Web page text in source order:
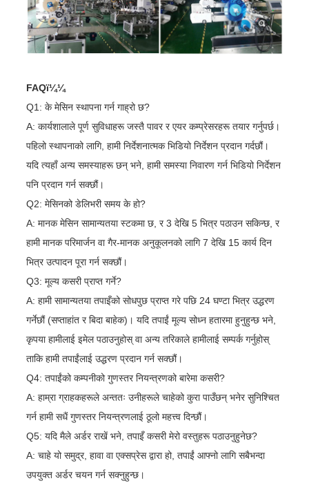
FAQï¼¼
Q1: के मेसिन स्थापना गर्न गाह्रो छ?
A: कार्यशालाले पूर्ण सुविधाहरू जस्तै पावर र एयर कम्प्रेसरहरू तयार गर्नुपर्छ।
पहिलो स्थापनाको लागि, हामी निर्देशनात्मक भिडियो निर्देशन प्रदान गर्दछौं।
यदि त्यहाँ अन्य समस्याहरू छन् भने, हामी समस्या निवारण गर्न भिडियो निर्देशन
पनि प्रदान गर्न सक्छौं।
Q2: मेसिनको डेलिभरी समय के हो?
A: मानक मेसिन सामान्यतया स्टकमा छ, र 3 देखि 5 भित्र पठाउन सकिन्छ, र
हामी मानक परिमार्जन वा गैर-मानक अनुकूलनको लागि 7 देखि 15 कार्य दिन
भित्र उत्पादन पूरा गर्न सक्छौं।
Q3: मूल्य कसरी प्राप्त गर्ने?
A: हामी सामान्यतया तपाइँको सोधपुछ प्राप्त गरे पछि 24 घण्टा भित्र उद्धरण
गर्नेछौं (सप्ताहांत र बिदा बाहेक)। यदि तपाईं मूल्य सोध्न हतारमा हुनुहुन्छ भने,
कृपया हामीलाई इमेल पठाउनुहोस् वा अन्य तरिकाले हामीलाई सम्पर्क गर्नुहोस्
ताकि हामी तपाईंलाई उद्धरण प्रदान गर्न सक्छौं।
Q4: तपाईंको कम्पनीको गुणस्तर नियन्त्रणको बारेमा कसरी?
A: हाम्रा ग्राहकहरूले अन्ततः उनीहरूले चाहेको कुरा पाउँछन् भनेर सुनिश्चित
गर्न हामी सधैं गुणस्तर नियन्त्रणलाई ठूलो महत्त्व दिन्छौं।
Q5: यदि मैले अर्डर राखें भने, तपाइँ कसरी मेरो वस्तुहरू पठाउनुहुनेछ?
A: चाहे यो समुद्र, हावा वा एक्सप्रेस द्वारा हो, तपाईं आफ्नो लागि सबैभन्दा
उपयुक्त अर्डर चयन गर्न सक्नुहुन्छ।